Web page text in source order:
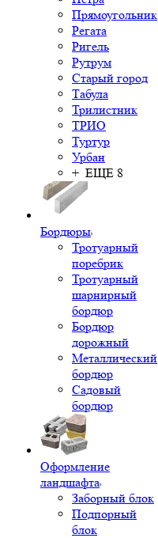
Прямоугольник
Регата
Ригель
Рутрум
Старый город
Табула
Трилистник
ТРИО
Туртур
Урбан
+ ЕЩЕ 8
Бордюры
Тротуарный
поребрик
Тротуарный
шарнирный
бордюр
Бордюр
дорожный
Металлический
бордюр
Садовый
бордюр
Оформление
ландшафта
Заборный блок
Подпорный
блок